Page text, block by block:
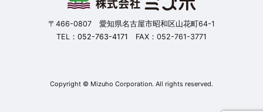
〒466-0807 愛知県名古屋市昭和区山花町64-1
TEL： 052-763-4171 FAX：052-761-3771
Copyright © Mizuho Corporation. All rights reserved.